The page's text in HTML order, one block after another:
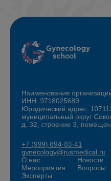
Наименование
ИНН: 9718025689
Юридический адрес:
муниципальный округ
д. 32, строение 3,
+7 (999) 894-83-41
gynecology@rusmedical.ru
О нас
Мероприятия
Эксперты
Новости
Вопросы